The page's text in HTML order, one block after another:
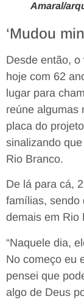
Amaral/
‘Mudou
Desde então,
hoje com 62
lugar para
reúne algumas
placa do
sinalizando
Rio Branco.
De lá para cá,
famílias, sendo
demais em Rio
“Naquele dia,
No começo eu
pensei que
algo de Deus